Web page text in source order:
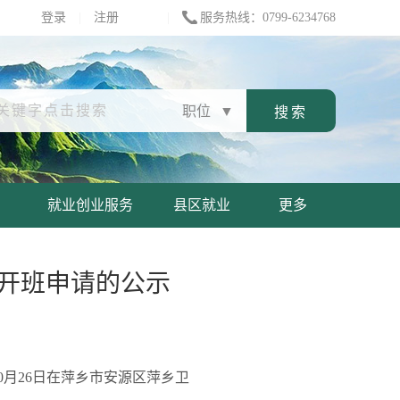
登录 注册 服务热线：0799-6234768
职位 ▼
就业创业服务 县区就业 更多
班申请的公示
26日在萍乡市安源区萍乡卫